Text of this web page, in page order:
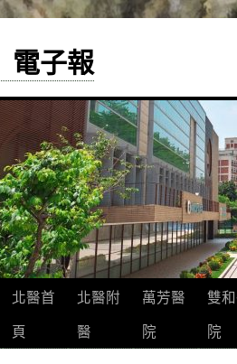
電子報
北醫首
頁
北醫附
醫
萬芳醫
院
雙
院